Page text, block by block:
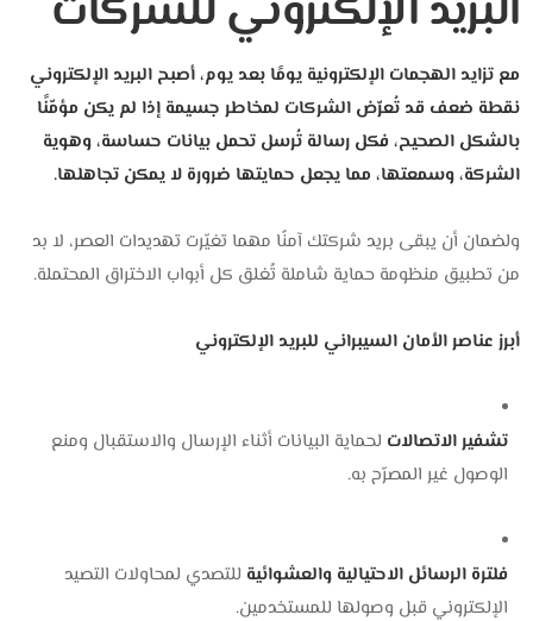
مع تزايد الهجمات الإلكترونية يومًا بعد يوم، أصبح البريد الإلكتروني
نقطة ضعف قد تُعرّض الشركات لمخاطر جسيمة إذا لم يكن مؤمّنًا
بالشكل الصحيح، فكل رسالة تُرسل تحمل بيانات حساسة، وهوية
الشركة، وسمعتها، مما يجعل حمايتها ضرورة لا يمكن تجاهلها.
ولضمان أن يبقى بريد شركتك آمنًا مهما تغيّرت تهديدات العصر، لا بد
من تطبيق منظومة حماية شاملة تُغلق كل أبواب الاختراق المحتملة.
أبرز عناصر الأمان السيبراني للبريد الإلكتروني
تشفير الاتصالات لحماية البيانات أثناء الإرسال والاستقبال ومنع
الوصول غير المصرّح به.
فلترة الرسائل الاحتيالية والعشوائية للتصدي لمحاولات التصيد
الإلكتروني قبل وصولها للمستخدمين.